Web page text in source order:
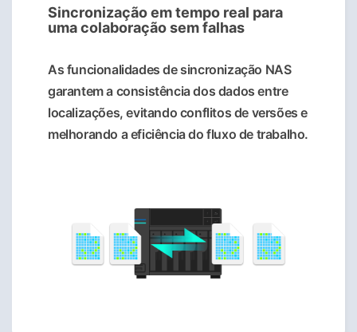
Sincronização em tempo real para
uma colaboração sem falhas
As funcionalidades de sincronização NAS
garantem a consistência dos dados entre
localizações, evitando conflitos de versões e
melhorando a eficiência do fluxo de trabalho.